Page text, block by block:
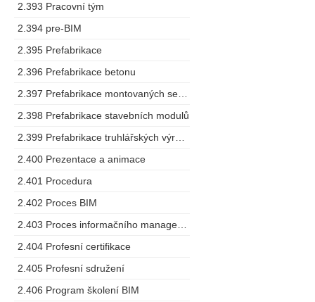
2.393 Pracovní tým
2.394 pre-BIM
2.395 Prefabrikace
2.396 Prefabrikace betonu
2.398 Prefabrikace stavebních modulů
2.400 Prezentace a animace
2.401 Procedura
2.402 Proces BIM
2.404 Profesní certifikace
2.405 Profesní sdružení
2.406 Program školení BIM